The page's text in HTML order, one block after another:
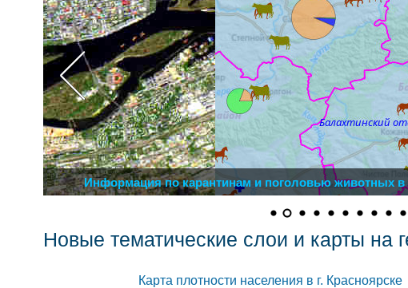
Информация по карантинам и поголовью животных в
Новые тематические слои и карты на
Карта плотности населения в г. Красноярске